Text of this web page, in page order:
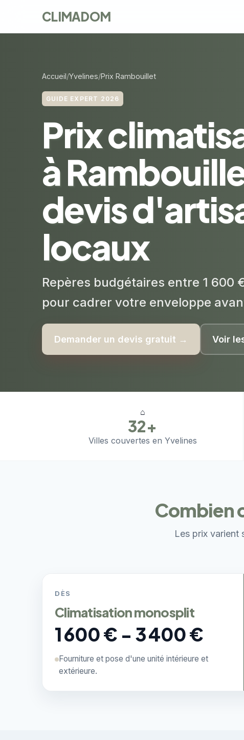
CLIMADOM
Accueil Yvelines Prix Rambouillet
GUIDE EXPERT 2026
Prix
à
devis
locaux
Repères budgétaires entre 1 600
pour cadrer votre enveloppe
Demander un devis gratuit → Voir
⌂
32+
Villes couvertes en Yvelines
Combien
Les prix varient
DÈS
Climatisation monosplit
1 600 € - 3 400 €
Fourniture et pose d'une unité intérieure et
extérieure.